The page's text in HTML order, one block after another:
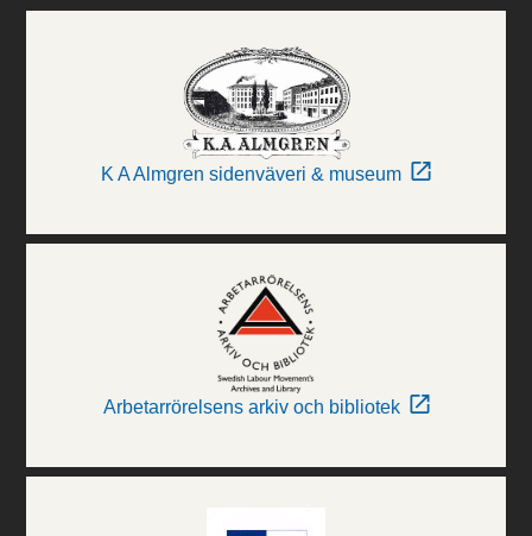
K A Almgren sidenväveri & museum
Arbetarrörelsens arkiv och bibliotek